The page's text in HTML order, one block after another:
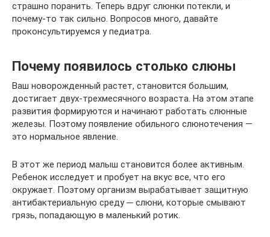
страшно поранить. Теперь вдруг слюнки потекли, и
почему-то так сильно. Вопросов много, давайте
проконсультируемся у педиатра.
Почему появилось столько слюны
Ваш новорожденный растет, становится большим,
достигает двух-трехмесячного возраста. На этом этапе
развития формируются и начинают работать слюнные
железы. Поэтому появление обильного слюнотечения —
это нормальное явление.
В этот же период малыш становится более активным.
Ребенок исследует и пробует на вкус все, что его
окружает. Поэтому организм вырабатывает защитную
антибактериальную среду ─ слюни, которые смывают
грязь, попадающую в маленький ротик.